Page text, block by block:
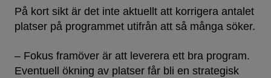
På kort sikt är det inte aktuellt att korrigera antalet
platser på programmet utifrån att så många söker.
– Fokus framöver är att leverera ett bra program.
Eventuell ökning av platser får bli en strategisk